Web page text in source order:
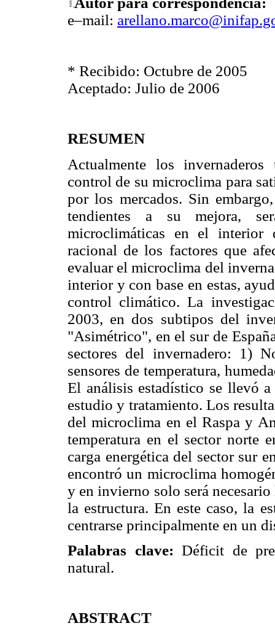
e–mail:
* Recibido: Octubre de 2005
Aceptado: Julio de 2006
RESUMEN
Actualmente los
control de su microclima para
por los mercados. Sin
tendientes a su mejora,
microclimáticas en el interior
racional de los factores que
evaluar el microclima del
interior y con base en estas,
control climático. La
2003, en dos subtipos del
"Asimétrico", en el sur de
sectores del invernadero: 1)
sensores de temperatura,
El análisis estadístico se llevó
estudio y tratamiento. Los
del microclima en el Raspa y
temperatura en el sector norte
carga energética del sector sur
encontró un microclima
y en invierno solo será
la estructura. En este caso, la
centrarse principalmente en un
Palabras clave: Déficit de
natural.
ABSTRACT